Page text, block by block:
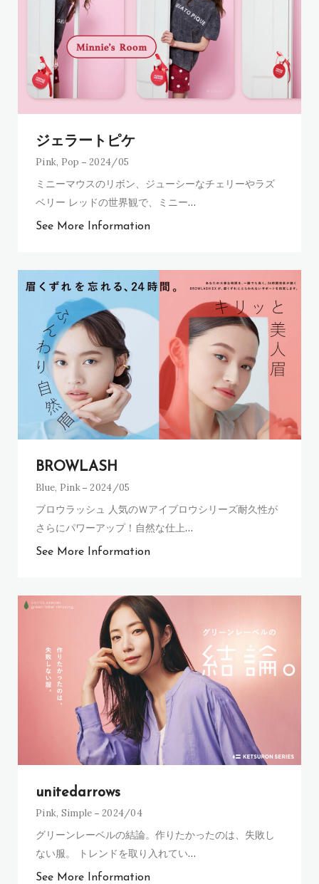
ジェラートピケ
Pink, Pop 2024/05
ミニーマウスのリボン、ジューシーなチェリーやラズ
ベリー レッドの世界観で、ミニー…
See More Information
BROWLASH
Blue, Pink 2024/05
ブロウラッシュ 人気のＷアイブロウシリーズ耐久性が
さらにパワーアップ！自然な仕上…
See More Information
unitedarrows
Pink, Simple 2024/04
グリーンレーベルの結論。作りたかったのは、失敗し
ない服。 トレンドを取り入れてい…
See More Information